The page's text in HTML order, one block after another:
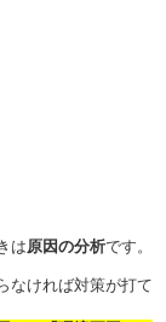
は原因の分析です。
なければ対策が打て